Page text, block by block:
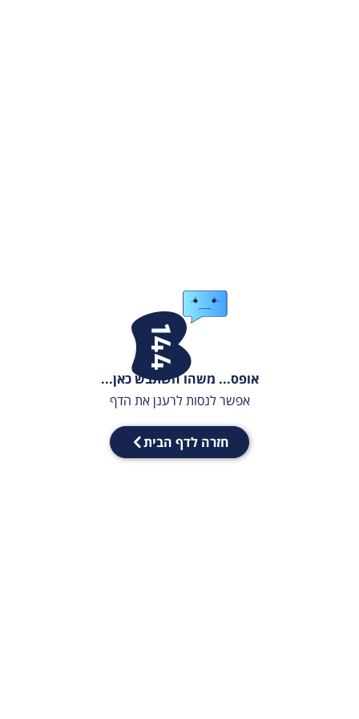
אופס... משהו השתבש כאן...
אפשר לנסות לרענן את הדף
חזרה לדף הבית